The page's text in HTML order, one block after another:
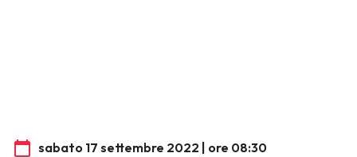
sabato 17 settembre 2022 | ore 08:30